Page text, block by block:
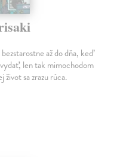
až do dňa, keď
len tak mimochodom
život sa zrazu rúca.